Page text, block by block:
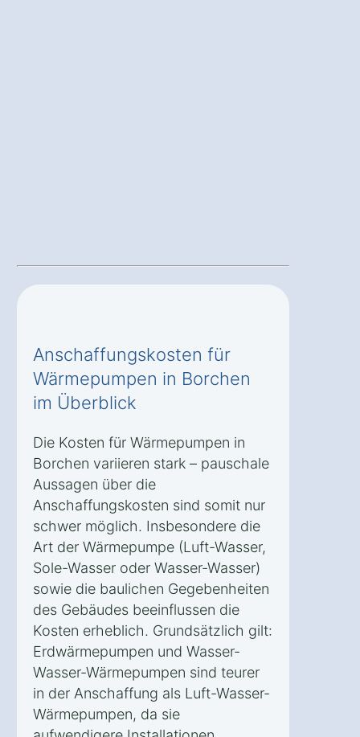
Anschaffungskosten für
Wärmepumpen in Borchen
im Überblick
Die Kosten für Wärmepumpen in
Borchen variieren stark – pauschale
Aussagen über die
Anschaffungskosten sind somit nur
schwer möglich. Insbesondere die
Art der Wärmepumpe (Luft-Wasser,
Sole-Wasser oder Wasser-Wasser)
sowie die baulichen Gegebenheiten
des Gebäudes beeinflussen die
Kosten erheblich. Grundsätzlich gilt:
Erdwärmepumpen und Wasser-
Wasser-Wärmepumpen sind teurer
in der Anschaffung als Luft-Wasser-
Wärmepumpen, da sie